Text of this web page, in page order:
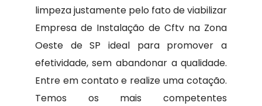
limpeza justamente pelo fato de viabilizar
Empresa de Instalação de Cftv na Zona
Oeste de SP ideal para promover a
efetividade, sem abandonar a qualidade.
Entre em contato e realize uma cotação.
Temos os mais competentes